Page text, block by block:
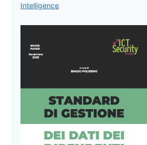
Intelligence